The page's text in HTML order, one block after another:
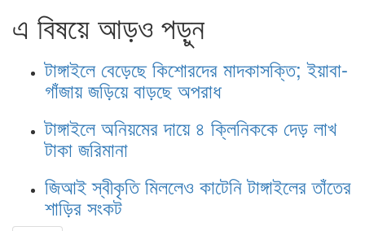
এ বিষয়ে আড়ও পড়ুন
টাঙ্গাইলে বেড়েছে কিশোরদের মাদকাসক্তি; ইয়াবা-
গাঁজায় জড়িয়ে বাড়ছে অপরাধ
টাঙ্গাইলে অনিয়মের দায়ে ৪ ক্লিনিককে দেড় লাখ
টাকা জরিমানা
জিআই স্বীকৃতি মিললেও কাটেনি টাঙ্গাইলের তাঁতের
শাড়ির সংকট